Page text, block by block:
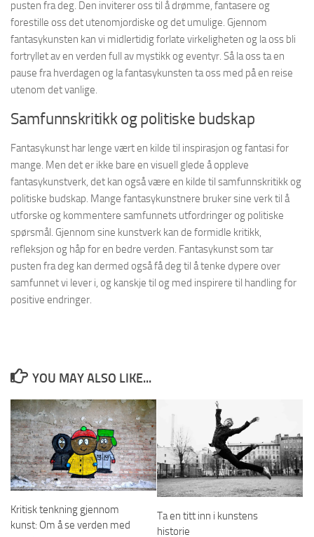
pusten fra deg. Den inviterer oss til å drømme, fantasere og
forestille oss det utenomjordiske og det umulige. Gjennom
fantasykunsten kan vi midlertidig forlate virkeligheten og la oss bli
fortryllet av en verden full av mystikk og eventyr. Så la oss ta en
pause fra hverdagen og la fantasykunsten ta oss med på en reise
utenom det vanlige.
Samfunnskritikk og politiske budskap
Fantasykunst har lenge vært en kilde til inspirasjon og fantasi for
mange. Men det er ikke bare en visuell glede å oppleve
fantasykunstverk, det kan også være en kilde til samfunnskritikk og
politiske budskap. Mange fantasykunstnere bruker sine verk til å
utforske og kommentere samfunnets utfordringer og politiske
spørsmål. Gjennom sine kunstverk kan de formidle kritikk,
refleksjon og håp for en bedre verden. Fantasykunst som tar
pusten fra deg kan dermed også få deg til å tenke dypere over
samfunnet vi lever i, og kanskje til og med inspirere til handling for
positive endringer.
YOU MAY ALSO LIKE...
Kritisk tenkning gjennom
kunst: Om å se verden med
Ta en titt inn i kunstens
historie